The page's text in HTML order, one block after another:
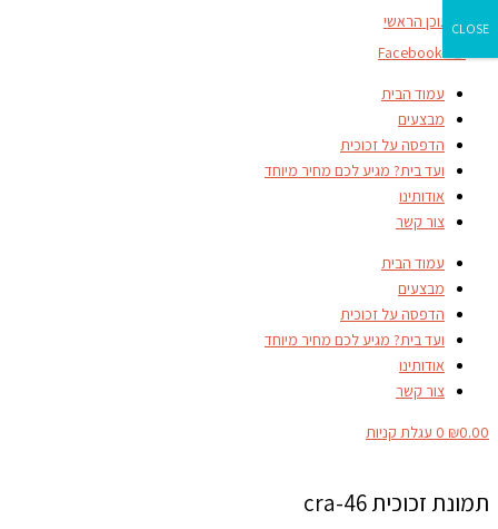
דילוג לתוכן הראשי
Facebook-f
עמוד הבית
מבצעים
הדפסה על זכוכית
ועד בית? מגיע לכם מחיר מיוחד
אודותינו
צור קשר
עמוד הבית
מבצעים
הדפסה על זכוכית
ועד בית? מגיע לכם מחיר מיוחד
אודותינו
צור קשר
₪0.00
0 עגלת קניות
תמונת זכוכית cra-46
CLOSE